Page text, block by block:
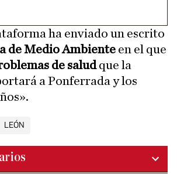
ha enviado un escrito
de Medio Ambiente en el que
de saludque la
a Ponferrada y los
LEÓN